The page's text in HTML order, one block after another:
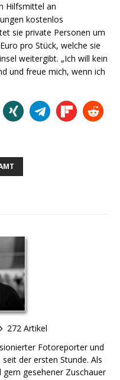
Hilfsmittel an
kostenlos
sie private Personen um
pro Stück, welche sie
weitergibt. „Ich will kein
und freue mich, wenn ich
272 Artikel
Fotoreporter und
der ersten Stunde. Als
gesehener Zuschauer